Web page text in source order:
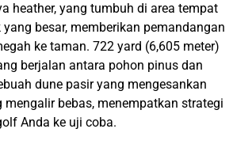
heather, yang tumbuh di area tempat
besar, memberikan pemandangan
ke taman. 722 yard (6,605 meter)
berjalan antara pohon pinus dan
dune pasir yang mengesankan
bebas, menempatkan strategi
Anda ke uji coba.